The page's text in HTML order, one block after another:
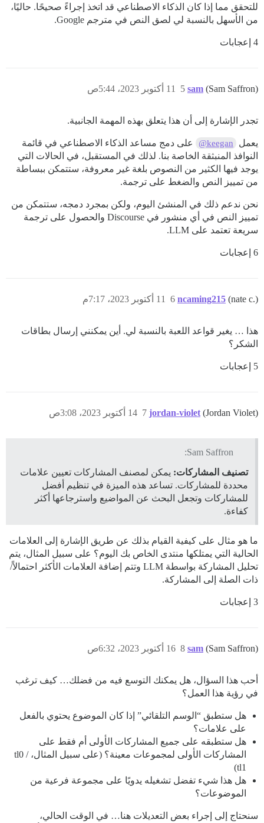
للتحقق مما إذا كان الذكاء الاصطناعي قد اتخذ إجراءً صحيحًا. حاليًا،
من الأسهل بالنسبة لي لصق النص في مترجم Google.
4 إعجابات
sam (Sam Saffron) 11 أكتوبر 2023، 5:44ص 5
تجدر الإشارة إلى أن هذا يتعلق بهذه المهمة الجانبية.
يعمل @keegan
على دمج مساعد الذكاء الاصطناعي في قائمة
النوافذ المنبثقة الخاصة بنا. لذلك في المستقبل، في الحالات التي
يوجد فيها الكثير من النصوص بلغة غير معروفة، ستتمكن ببساطة
من تمييز النص والضغط على ترجمة.
نحن ندعم ذلك في المنشئ اليوم، ولكن بمجرد دمجه، ستتمكن من
تمييز النص في أي منشور في Discourse والحصول على ترجمة
سريعة تعتمد على LLM.
6 إعجابات
ncaming215 (nate c.) 11 أكتوبر 2023، 7:17م 6
هذا … يغير قواعد اللعبة بالنسبة لي. أين يمكنني إرسال بطاقات
الشكر؟
5 إعجابات
jordan-violet (Jordan Violet) 14 أكتوبر 2023، 3:08ص 7
Sam Saffron:
تصنيف المشاركات: يمكن لمصنف المشاركات تعيين علامات
محددة للمشاركات. تساعد هذه الميزة في تنظيم أفضل
للمشاركات وتجعل البحث عن المواضيع واسترجاعها أكثر
كفاءة.
ما هو مثال على كيفية القيام بذلك عن طريق الإشارة إلى العلامات
الحالية التي يمتلكها منتدى الخاص بك اليوم؟ على سبيل المثال، يتم
تحليل المشاركة بواسطة LLM وتتم إضافة العلامات الأكثر احتمالاً/
ذات الصلة إلى المشاركة.
3 إعجابات
sam (Sam Saffron) 16 أكتوبر 2023، 6:32ص 8
أحب هذا السؤال، هل يمكنك التوسع فيه من فضلك… كيف ترغب
في رؤية هذا العمل؟
هل ستطبق “الوسم التلقائي” إذا كان الموضوع يحتوي بالفعل
على علامات؟
هل ستطبقه على جميع المشاركات الأولى أم فقط على
المشاركات الأولى لمجموعات معينة؟ (على سبيل المثال، tl0 /
tl1)
هل هذا شيء تفضل تشغيله يدويًا على مجموعة فرعية من
الموضوعات؟
سنحتاج إلى إجراء بعض التعديلات هنا… في الوقت الحالي،